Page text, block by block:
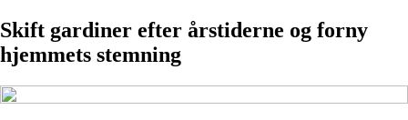
Skift gardiner efter årstiderne og forny
hjemmets stemning